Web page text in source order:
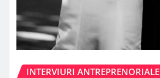
INTERVIURI ANTREPRENORIALE